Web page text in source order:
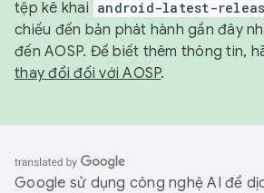
tệp kê khai android-latest-
chiếu đến bản phát hành gần đây
đến AOSP. Để biết thêm thông tin,
thay đổi đối với AOSP.
Google sử dụng công nghệ AI để